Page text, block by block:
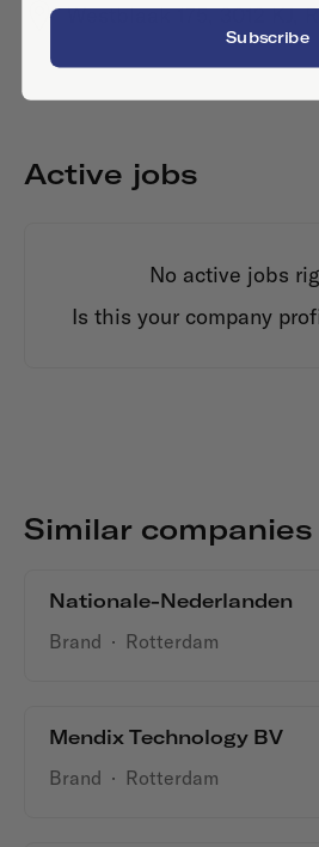
Westblaak 175, 3012 KJ,
Active jobs
No active jobs
Is this your company
Similar companies
Nationale-Nederlanden
Brand · Rotterdam
Mendix Technology BV
Brand · Rotterdam
Subscribe